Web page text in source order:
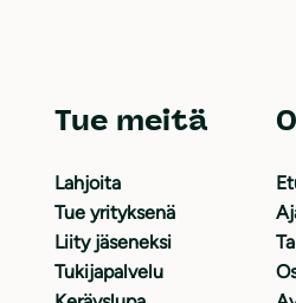
Tue meitä
Lahjoita
Tue yrityksenä
Liity jäseneksi
Tukijapalvelu